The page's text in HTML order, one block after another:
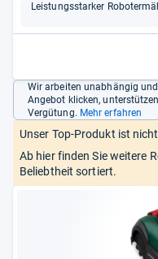
Leis­tungs­star­ker
Wir arbeiten unabhängig
Angebot klicken,
Vergütung. Mehr erfahren
Unser Top-Produkt ist
Ab hier finden Sie weitere
Beliebtheit sortiert.